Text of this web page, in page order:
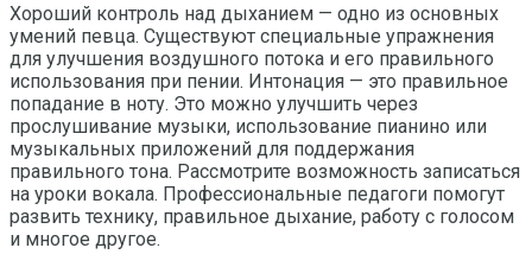
Хороший контроль над дыханием — одно из основных
умений певца. Существуют специальные упражнения
для улучшения воздушного потока и его правильного
использования при пении. Интонация — это правильное
попадание в ноту. Это можно улучшить через
прослушивание музыки, использование пианино или
музыкальных приложений для поддержания
правильного тона. Рассмотрите возможность записаться
на уроки вокала. Профессиональные педагоги помогут
развить технику, правильное дыхание, работу с голосом
и многое другое.